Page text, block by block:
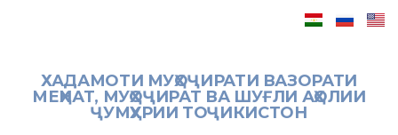
ХАДАМОТИ МУҲОҶИРАТИ ВАЗОРАТИ
МЕҲНАТ, МУҲОҶИРАТ ВА ШУҒЛИ АҲОЛИИ
ҶУМҲУРИИ ТОҶИКИСТОН